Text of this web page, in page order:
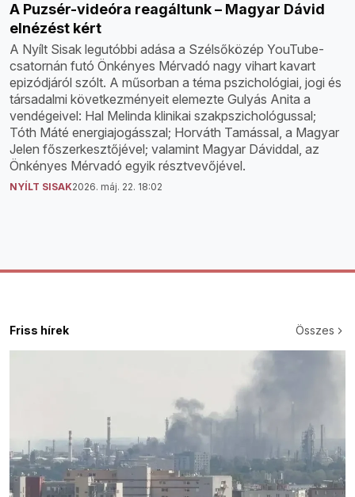
A Puzsér-videóra reagáltunk – Magyar Dávid
elnézést kért
A Nyílt Sisak legutóbbi adása a Szélsőközép YouTube-
csatornán futó Önkényes Mérvadó nagy vihart kavart
epizódjáról szólt. A műsorban a téma pszichológiai, jogi és
társadalmi következményeit elemezte Gulyás Anita a
vendégeivel: Hal Melinda klinikai szakpszichológussal;
Tóth Máté energiajogásszal; Horváth Tamással, a Magyar
Jelen főszerkesztőjével; valamint Magyar Dáviddal, az
Önkényes Mérvadó egyik résztvevőjével.
NYÍLT SISAK2026. máj. 22. 18:02
Friss hírek Összes